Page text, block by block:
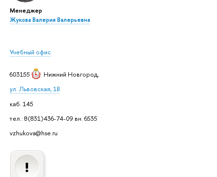
Менеджер
Жукова Валерия Валерьевна
Учебный офис
603155 Нижний Новгород,
ул. Львовская, 1В
каб. 145
тел.: 8(831)436-74-09 вн. 6535
vzhukova@hse.ru